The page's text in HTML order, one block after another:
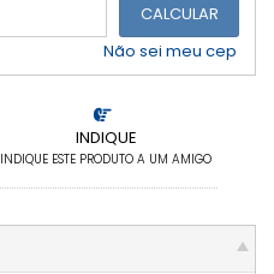
INDIQUE
INDIQUE ESTE PRODUTO A UM AMIGO
CALCULAR
Não sei meu cep